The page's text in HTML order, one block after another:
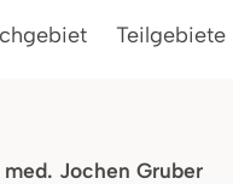
Teilgebiete
med. Jochen Gruber